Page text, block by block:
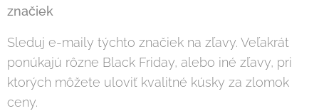
značiek
Sleduj e-maily týchto značiek na zľavy. Veľakrát
ponúkajú rôzne Black Friday, alebo iné zľavy, pri
ktorých môžete uloviť kvalitné kúsky za zlomok
ceny.